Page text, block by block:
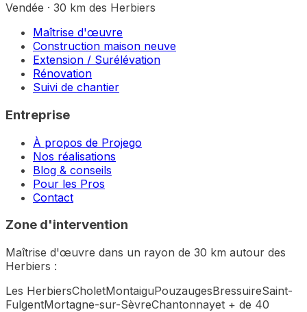
Vendée · 30 km des Herbiers
Maîtrise d'œuvre
Construction maison neuve
Extension / Surélévation
Rénovation
Suivi de chantier
Entreprise
À propos de Projego
Nos réalisations
Blog & conseils
Pour les Pros
Contact
Zone d'intervention
Maîtrise d'œuvre dans un rayon de 30 km autour des
Herbiers :
Les HerbiersCholetMontaiguPouzaugesBressuireSaint-
FulgentMortagne-sur-SèvreChantonnayet + de 40